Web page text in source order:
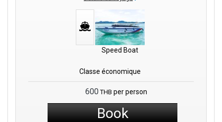
Speed Boat
Classe économique
600 THB per person
Book